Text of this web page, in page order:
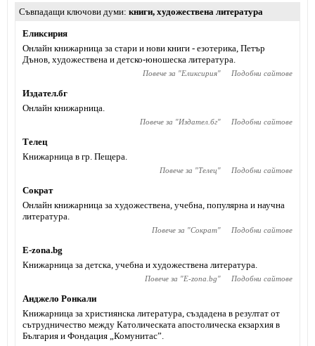
Съвпадащи ключови думи книги, художествена литература
Еликсирия
Онлайн книжарница за стари и нови книги - езотерика, Петър
Дънов, художествена и детско-юношеска литература.
Повече за "Еликсирия" Подобни сайтове
Издател.бг
Онлайн книжарница.
Повече за "Издател.бг" Подобни сайтове
Телец
Книжарница в гр. Пещера.
Повече за "Телец" Подобни сайтове
Сократ
Онлайн книжарница за художествена, учебна, популярна и научна
литература.
Повече за "Сократ" Подобни сайтове
Е-zona.bg
Книжарница за детска, учебна и художествена литература.
Повече за "Е-zona.bg" Подобни сайтове
Анджело Ронкали
Книжарница за християнска литература, създадена в резултат от
сътрудничество между Католическата апостолическа екзархия в
България и Фондация „Комунитас”.